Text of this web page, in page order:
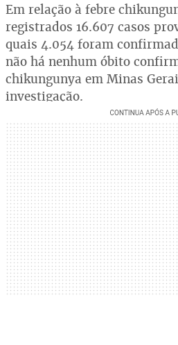
Em relação à febre
registrados 16.607 casos
quais 4.054 foram
não há nenhum óbito
chikungunya em Minas
investigação.